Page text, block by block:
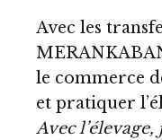
Avec les
le commerce
et pratiquer
Avec